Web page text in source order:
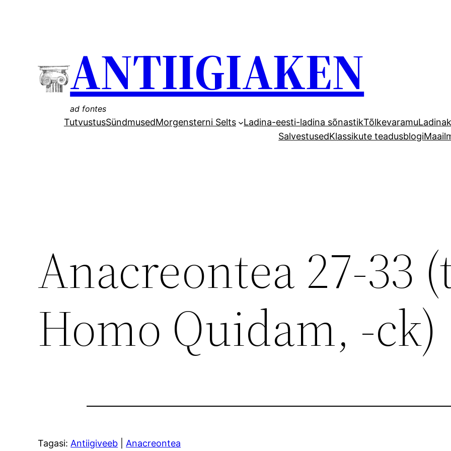
ANTIIGIAKEN
ad fontes
TutvustusSündmusedMorgensterni Selts Ladina-eesti-ladina sõnastikTõlkevaramu
SalvestusedKlassikute teadusblogi
Anacreontea 27-33
Homo Quidam, -ck)
Tagasi: Antiigiveeb Anacreontea